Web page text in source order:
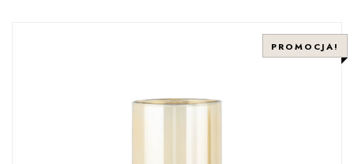
PROMOCJA!